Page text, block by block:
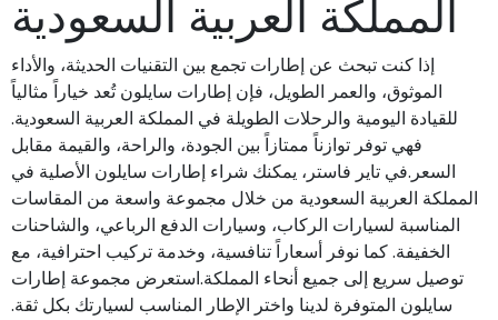
المملكة العربية السعودية
إذا كنت تبحث عن إطارات تجمع بين التقنيات الحديثة، والأداء
الموثوق، والعمر الطويل، فإن إطارات سايلون تُعد خياراً مثالياً
للقيادة اليومية والرحلات الطويلة في المملكة العربية السعودية.
فهي توفر توازناً ممتازاً بين الجودة، والراحة، والقيمة مقابل
السعر.في تاير فاستر، يمكنك شراء إطارات سايلون الأصلية في
المملكة العربية السعودية من خلال مجموعة واسعة من المقاسات
المناسبة لسيارات الركاب، وسيارات الدفع الرباعي، والشاحنات
الخفيفة. كما نوفر أسعاراً تنافسية، وخدمة تركيب احترافية، مع
توصيل سريع إلى جميع أنحاء المملكة.استعرض مجموعة إطارات
سايلون المتوفرة لدينا واختر الإطار المناسب لسيارتك بكل ثقة.